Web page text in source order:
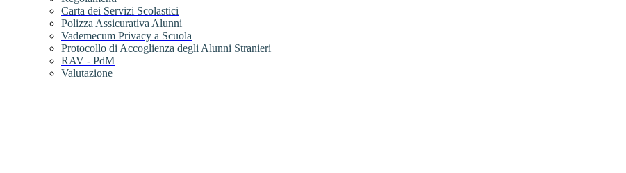
Carta dei Servizi Scolastici
Polizza Assicurativa Alunni
Vademecum Privacy a Scuola
Protocollo di Accoglienza degli Alunni Stranieri
RAV - PdM
Valutazione